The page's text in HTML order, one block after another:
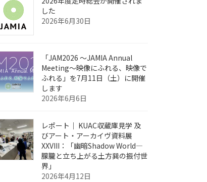
した
2026年6月30日
「JAM2026 ～JAMIA Annual
Meeting～映像にふれる、映像で
ふれる」を7月11日（土）に開催
します
2026年6月6日
レポート｜ KUAC収蔵庫見学 及
びアート・アーカイヴ資料展
XXVIII：「幽暗Shadow World—
朦朧と立ち上がる土方巽の振付世
界」
2026年4月12日